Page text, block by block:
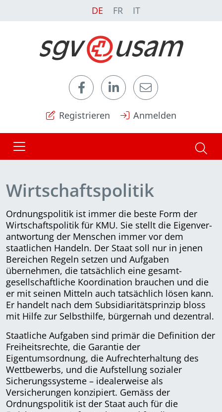
DE FR IT
Registrieren Anmelden
Wirtschaftspolitik
Ordnungspolitik ist immer die beste Form der
Wirtschaftspolitik für KMU. Sie stellt die Eigen­ver­
ant­wortung der Menschen immer vor dem
staatlichen Handeln. Der Staat soll nur in jenen
Bereichen Regeln setzen und Aufgaben
übernehmen, die tatsächlich eine gesamt­
gesellschaftliche Koordination brauchen und die
er mit seinen Mitteln auch tatsächlich lösen kann.
Er handelt nach dem Subsidiaritäts­prinzip bloss
mit Hilfe zur Selbsthilfe, bürgernah und dezentral.
Staatliche Aufgaben sind primär die Definition der
Freiheitsrechte, die Garantie der
Eigentumsordnung, die Aufrechterhaltung des
Wettbewerbs, und die Aufstellung sozialer
Sicherungssysteme – idealerweise als
Versicherungen konzipiert. Gemäss der
Ordnungs­politik ist der Staat auch für die